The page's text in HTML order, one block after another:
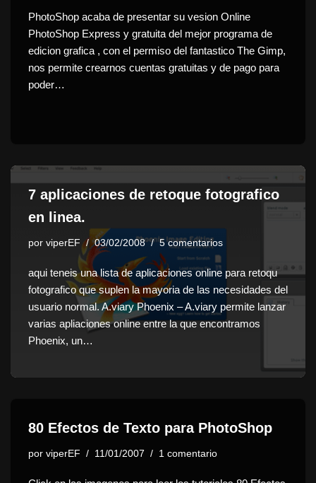
PhotoShop acaba de presentar su vesion Online
PhotoShop Express y gratuita del mejor programa de
edicion grafica , con el permiso del fantastico The Gimp,
nos permite crearnos cuentas gratuitas y de pago para
poder…
7 aplicaciones de retoque fotografico
en linea.
por viperEF 03/02/2008 5 comentarios
aqui teneis una lista de aplicaciones online para retoqu
fotografico que suplen la mayoria de las necesidades del
usuario normal. A.viary Phoenix – A.viary permite lanzar
varias apliaciones online entre la que encontramos
Phoenix, un…
80 Efectos de Texto para PhotoShop
por viperEF 11/01/2007 1 comentario